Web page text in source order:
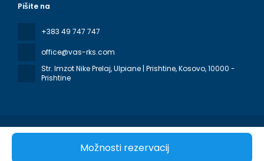
Možnosti rezervacij
Pišite na
+383 49 747 747
office@vas-rks.com
Str. Imzot Nike Prelaj, Ulpiane | Prishtine, Kosovo, 10000 -
Prishtine